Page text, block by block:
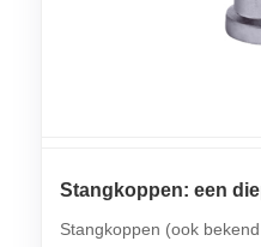
Stangkoppen: een
Stangkoppen (ook